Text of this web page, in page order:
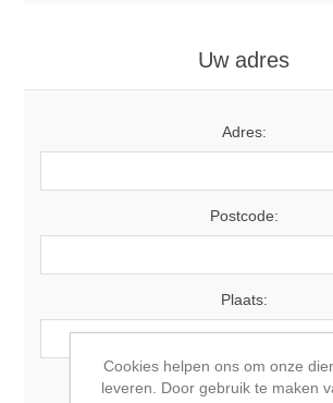
Uw adres
Adres:
Postcode:
Plaats:
Land:
Cookies helpen ons om onze
leveren. Door gebruik te maken